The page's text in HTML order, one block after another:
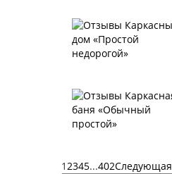
12345...402Следующая